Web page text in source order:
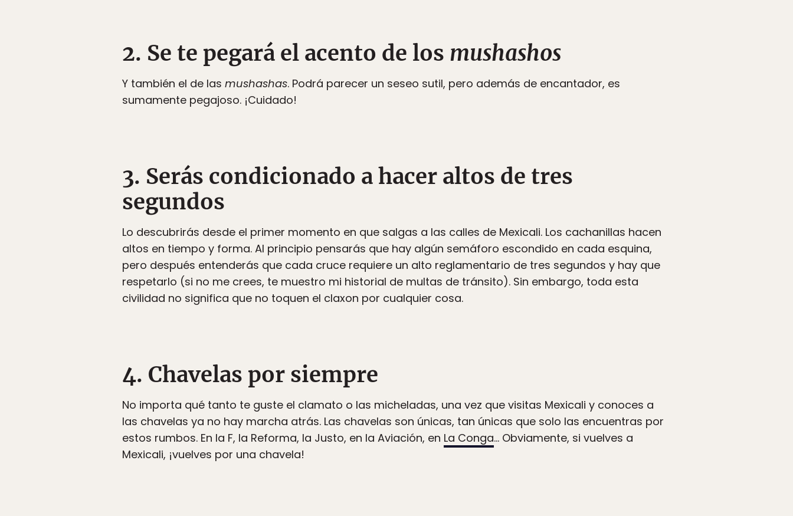
2. Se te pegará el acento de los mushashos
Y también el de las mushashas. Podrá parecer un seseo sutil, pero además de encantador, es
sumamente pegajoso. ¡Cuidado!
3. Serás condicionado a hacer altos de tres
segundos
Lo descubrirás desde el primer momento en que salgas a las calles de Mexicali. Los cachanillas hacen
altos en tiempo y forma. Al principio pensarás que hay algún semáforo escondido en cada esquina,
pero después entenderás que cada cruce requiere un alto reglamentario de tres segundos y hay que
respetarlo (si no me crees, te muestro mi historial de multas de tránsito). Sin embargo, toda esta
civilidad no significa que no toquen el claxon por cualquier cosa.
4. Chavelas por siempre
No importa qué tanto te guste el clamato o las micheladas, una vez que visitas Mexicali y conoces a
las chavelas ya no hay marcha atrás. Las chavelas son únicas, tan únicas que solo las encuentras por
estos rumbos. En la F, la Reforma, la Justo, en la Aviación, en La Conga… Obviamente, si vuelves a
Mexicali, ¡vuelves por una chavela!